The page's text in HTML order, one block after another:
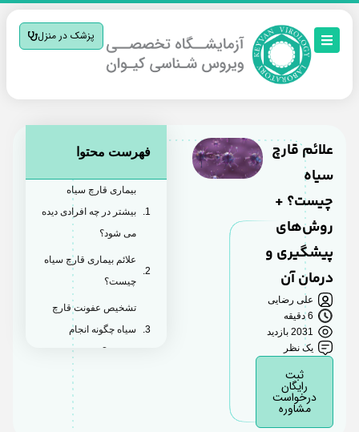
پزشک در منزل
علائم قارچ
سیاه
چیست؟ +
روش‌های
پیشگیری و
درمان آن
علی رضایی
6 دقیقه
2031 بازدید
یک نظر
رایگان
درخواست
مشاوره
فهرست محتوا
بیماری قارچ سیاه
بیشتر در چه افرادی دیده
می شود؟
علائم بیماری قارچ سیاه
چیست؟
تشخیص عفونت قارچ
سیاه چگونه انجام